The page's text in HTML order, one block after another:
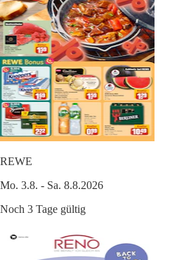
REWE
Mo. 3.8. - Sa. 8.8.2026
Noch 3 Tage gültig